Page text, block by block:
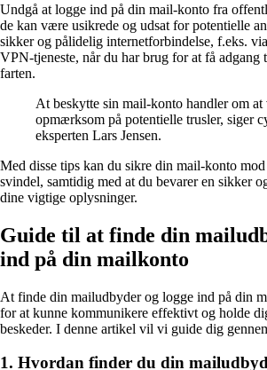
Undgå at logge ind på din mail-konto fra
de kan være usikrede og udsat for potentielle
sikker og pålidelig internetforbindelse, f.eks.
VPN-tjeneste, når du har brug for at få adgang
farten.
At beskytte sin mail-konto handler om
opmærksom på potentielle trusler, siger
eksperten Lars Jensen.
Med disse tips kan du sikre din mail-konto
svindel, samtidig med at du bevarer en sikker
dine vigtige oplysninger.
Guide til at finde din
ind på din mailkonto
At finde din mailudbyder og logge ind på din
for at kunne kommunikere effektivt og holde
beskeder. I denne artikel vil vi guide dig
1. Hvordan finder du din